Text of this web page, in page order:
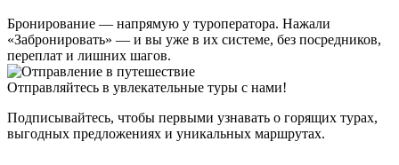
Бронирование — напрямую у туроператора. Нажали
«Забронировать» — и вы уже в их системе, без посредников,
переплат и лишних шагов.
Отправляйтесь в увлекательные туры с нами!
Подписывайтесь, чтобы первыми узнавать о горящих турах,
выгодных предложениях и уникальных маршрутах.